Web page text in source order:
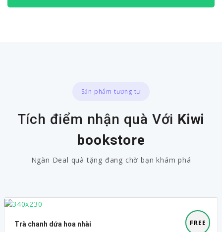
Sản phẩm tương tự
Tích điểm nhận quà Với Kiwi
bookstore
Ngàn Deal quà tặng đang chờ bạn khám phá
FREE
trà chanh dứa hoa nhài